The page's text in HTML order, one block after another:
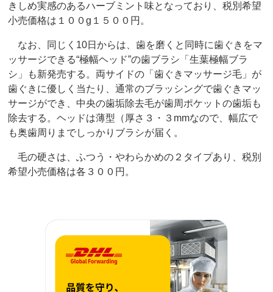
きしめ実感のあるハーブミント味となっており、税別希望
小売価格は１００g１５００円。
なお、同じく10日からは、歯を磨くと同時に歯ぐきをマ
ッサージできる“極幅ヘッド”の歯ブラシ「生葉極幅ブラ
シ」も新発売する。両サイドの「歯ぐきマッサージ毛」が
歯ぐきに優しく当たり、通常のブラッシングで歯ぐきマッ
サージができ、中央の歯垢除去毛が歯周ポケットの歯垢も
除去する。ヘッドは薄型（厚さ３・３mmなので、幅広で
も奥歯周りまでしっかりブラシが届く。
毛の硬さは、ふつう・やわらかめの２タイプあり、税別
希望小売価格は各３００円。